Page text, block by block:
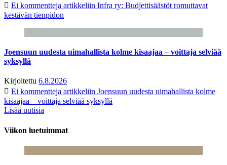
Ei kommentteja artikkeliin Infra ry: Budjettisäästöt romuttavat
kestävän tienpidon
Joensuun uudesta uimahallista kolme kisaajaa – voittaja selviää
syksyllä
Kirjoitettu 6.8.2026
Ei kommentteja artikkeliin Joensuun uudesta uimahallista kolme
kisaajaa – voittaja selviää syksyllä
Lisää uutisia
Viikon luetuimmat